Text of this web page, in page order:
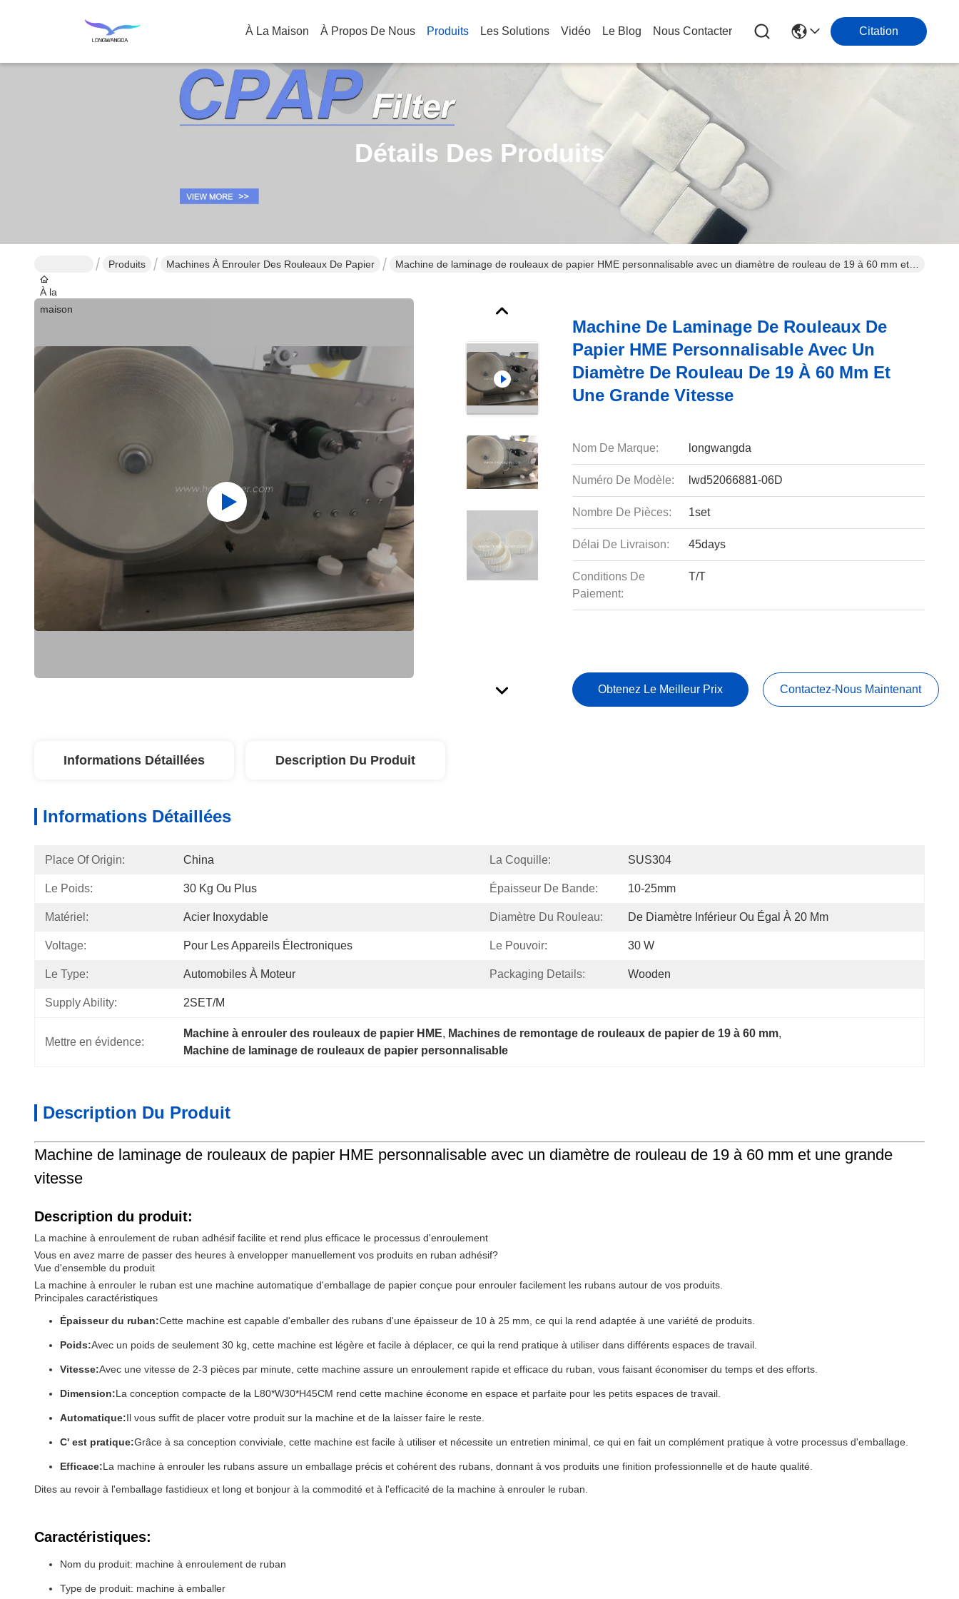
À La Maison À Propos De Nous Produits Les Solutions Vidéo Le Blog Nous Contacter Citation
Détails Des Produits
À la
maison
Produits Machines À Enrouler Des Rouleaux De Papier
Machine de laminage de rouleaux de papier HME personnalisable avec un diamètre de rouleau de 19 à 60 mm et
Machine De Laminage De Rouleaux De
Papier HME Personnalisable Avec Un
Diamètre De Rouleau De 19 À 60 Mm Et
Une Grande Vitesse
Nom De Marque: longwangda
Numéro De Modèle: lwd52066881-06D
Nombre De Pièces: 1set
Délai De Livraison: 45days
Conditions De
Paiement:
T/T
Obtenez Le Meilleur Prix Contactez-Nous Maintenant
Informations Détaillées Description Du Produit
Informations Détaillées
Place Of Origin: China La Coquille: SUS304
Le Poids: 30 Kg Ou Plus Épaisseur De Bande: 10-25mm
Matériel: Acier Inoxydable Diamètre Du Rouleau: De Diamètre Inférieur Ou Égal À 20 Mm
Voltage: Pour Les Appareils Électroniques Le Pouvoir: 30 W
Le Type: Automobiles À Moteur Packaging Details: Wooden
Supply Ability: 2SET/M
Mettre en évidence:
Machine à enrouler des rouleaux de papier HME, Machines de remontage de rouleaux de papier de 19 à 60 mm,
Machine de laminage de rouleaux de papier personnalisable
Description Du Produit
Machine de laminage de rouleaux de papier HME personnalisable avec un diamètre de rouleau de 19 à 60 mm et une grande
vitesse
Description du produit:
La machine à enroulement de ruban adhésif facilite et rend plus efficace le processus d'enroulement
Vous en avez marre de passer des heures à envelopper manuellement vos produits en ruban adhésif?
Vue d'ensemble du produit
La machine à enrouler le ruban est une machine automatique d'emballage de papier conçue pour enrouler facilement les rubans autour de vos produits.
Principales caractéristiques
Épaisseur du ruban:Cette machine est capable d'emballer des rubans d'une épaisseur de 10 à 25 mm, ce qui la rend adaptée à une variété de produits.
Poids:Avec un poids de seulement 30 kg, cette machine est légère et facile à déplacer, ce qui la rend pratique à utiliser dans différents espaces de travail.
Vitesse:Avec une vitesse de 2-3 pièces par minute, cette machine assure un enroulement rapide et efficace du ruban, vous faisant économiser du temps et des efforts.
Dimension:La conception compacte de la L80*W30*H45CM rend cette machine économe en espace et parfaite pour les petits espaces de travail.
Automatique:Il vous suffit de placer votre produit sur la machine et de la laisser faire le reste.
C' est pratique:Grâce à sa conception conviviale, cette machine est facile à utiliser et nécessite un entretien minimal, ce qui en fait un complément pratique à votre processus d'emballage.
Efficace:La machine à enrouler les rubans assure un emballage précis et cohérent des rubans, donnant à vos produits une finition professionnelle et de haute qualité.
Dites au revoir à l'emballage fastidieux et long et bonjour à la commodité et à l'efficacité de la machine à enrouler le ruban.
Caractéristiques:
Nom du produit: machine à enroulement de ruban
Type de produit: machine à emballer